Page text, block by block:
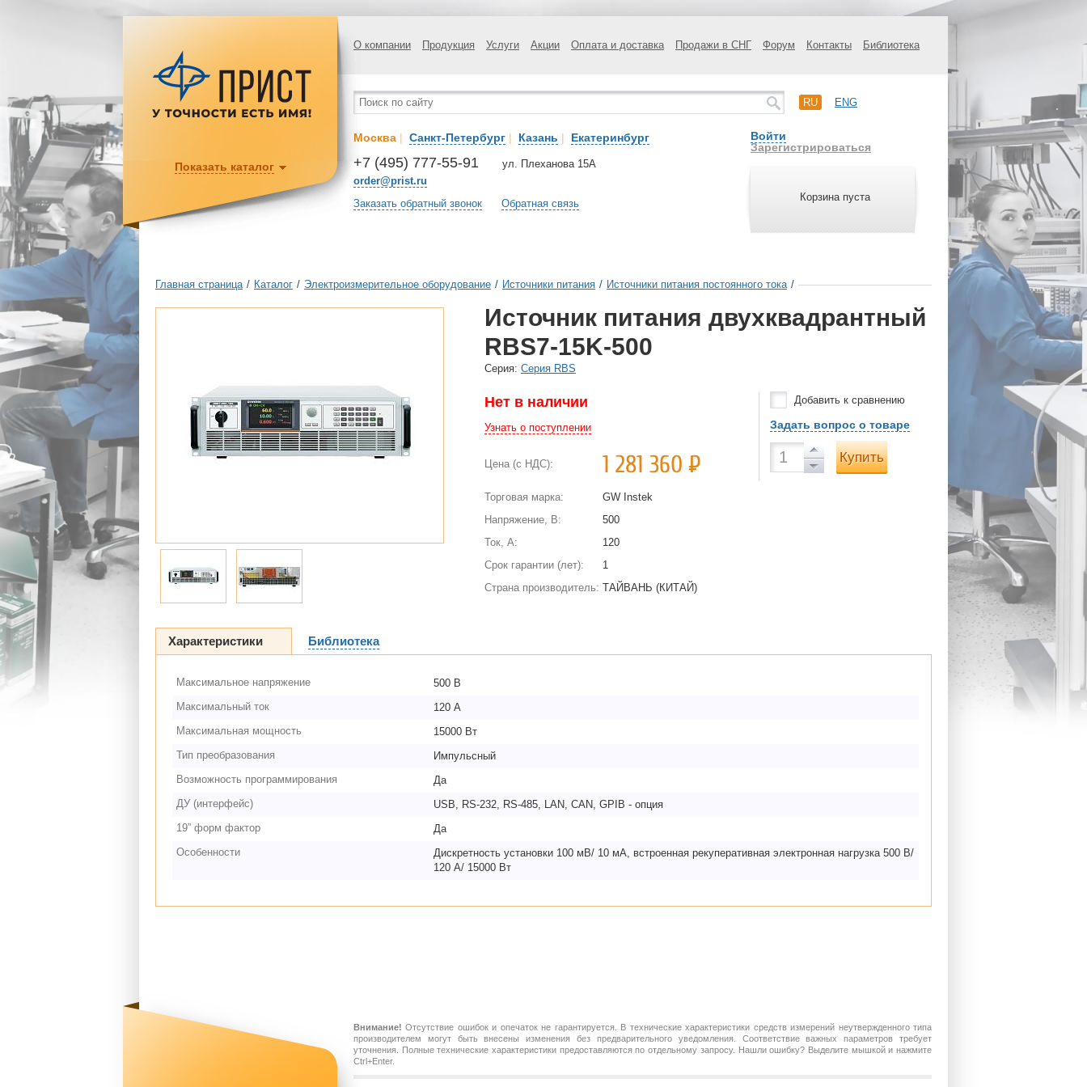
О компании Продукция Услуги Акции Оплата и доставка Продажи в СНГ Форум Контакты Библиотека
RU ENG
Москва | Санкт-Петербург | Казань | Екатеринбург
+7 (495) 777-55-91
order@prist.ru
ул. Плеханова 15А
Заказать обратный звонок Обратная связь
Войти
Зарегистрироваться
Корзина пуста
Показать каталог
Главная страница / Каталог / Электроизмерительное оборудование / Источники питания / Источники питания постоянного тока /
Источник питания двухквадрантный
RBS7-15K-500
Cерия: Серия RBS
Нет в наличии
Узнать о поступлении
Цена (с НДС): 1 281 360 Р
Торговая марка:
GW Instek
Напряжение, В:
500
Ток, А:
120
Срок гарантии (лет):
1
Страна производитель: ТАЙВАНЬ (КИТАЙ)
Добавить к сравнению
Задать вопрос о товаре
Купить
Характеристики Библиотека
Максимальное напряжение
500 В
Максимальный ток
120 А
Максимальная мощность
15000 Вт
Тип преобразования
Импульсный
Возможность программирования
Да
ДУ (интерфейс)
USB, RS-232, RS-485, LAN, CAN, GPIB - опция
19” форм фактор
Да
Особенности
Дискретность установки 100 мВ/ 10 мА, встроенная рекуперативная электронная нагрузка 500 В/
120 А/ 15000 Вт
Внимание! Отсутствие ошибок и опечаток не гарантируется. В технические характеристики средств измерений неутвержденного типа
производителем могут быть внесены изменения без предварительного уведомления. Соответствие важных параметров требует
уточнения. Полные технические характеристики предоставляются по отдельному запросу. Нашли ошибку? Выделите мышкой и нажмите
Ctrl+Enter.